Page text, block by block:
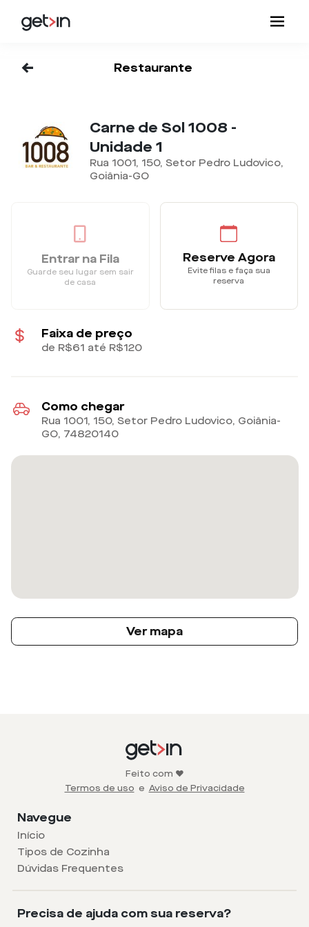
<- Restaurante
Carne de Sol 1008 -
Unidade 1
Rua 1001, 150, Setor Pedro Ludovico,
Goiânia-GO
Entrar na Fila
Guarde seu lugar sem sair
de casa
Reserve Agora
Evite filas e faça sua
reserva
Faixa de preço
de R$61 até R$120
Como chegar
Rua 1001, 150, Setor Pedro Ludovico, Goiânia-
GO, 74820140
Ver mapa
Feito com ❤️
Termos de uso e Aviso de Privacidade
Navegue
Início
Tipos de Cozinha
Dúvidas Frequentes
Precisa de ajuda com sua reserva?